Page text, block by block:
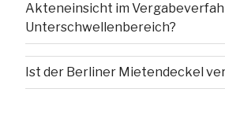
Akteneinsicht im
Unterschwellenbereich?
Ist der Berliner Mietendeckel